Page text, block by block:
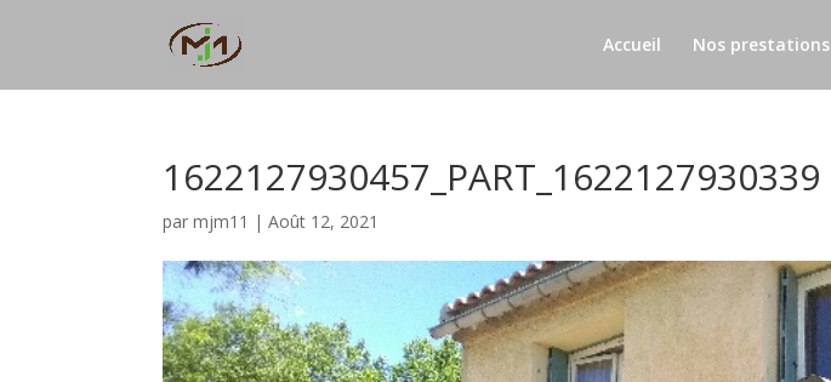
Accueil Nos prestations
1622127930457_PART_1622127930339
parmjm11 |Août 12, 2021